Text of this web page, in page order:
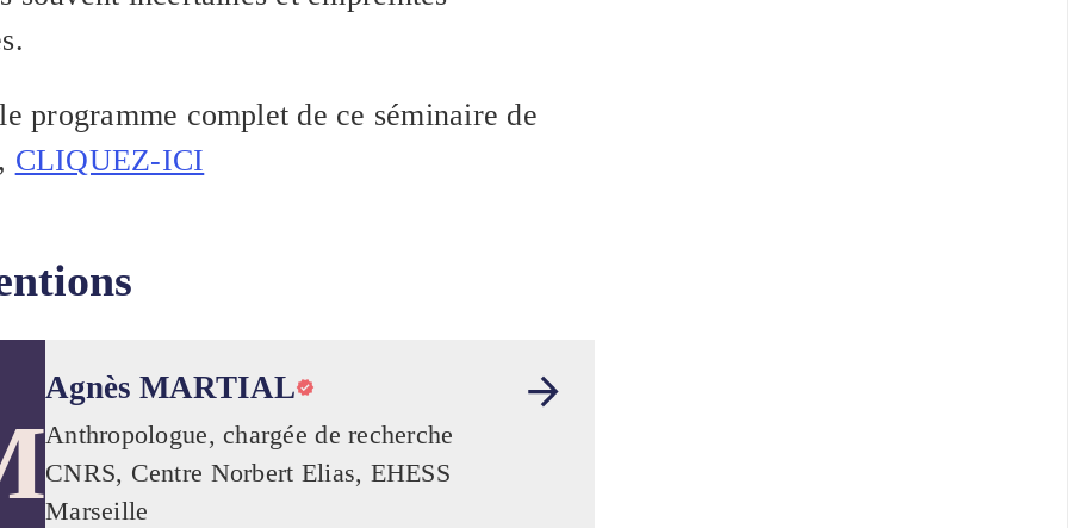
programme complet de ce séminaire de
CLIQUEZ-ICI
Agnès MARTIAL
Anthropologue, chargée de recherche
CNRS, Centre Norbert Elias, EHESS
Marseille